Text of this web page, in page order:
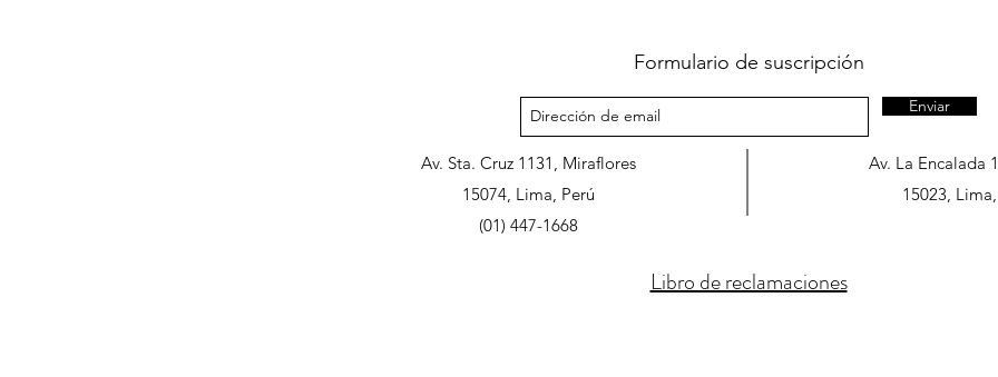
Formulario de suscripción
Enviar
Av. Sta. Cruz 1131, Miraflores
15074, Lima, Perú
Av. La Encalada
15023,
(01) 447-1668
Libro de reclamaciones